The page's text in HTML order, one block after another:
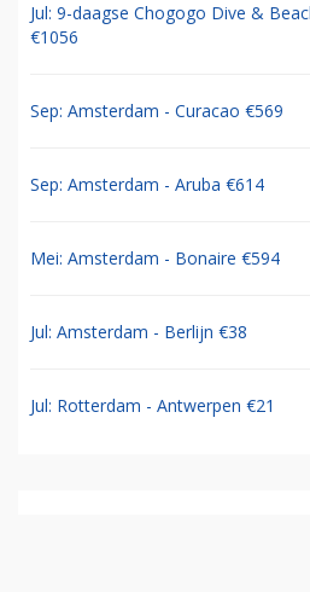
Jul: 9-daagse Chogogo Dive &
€1056
Sep: Amsterdam - Curacao €569
Sep: Amsterdam - Aruba €614
Mei: Amsterdam - Bonaire €594
Jul: Amsterdam - Berlijn €38
Jul: Rotterdam - Antwerpen €21